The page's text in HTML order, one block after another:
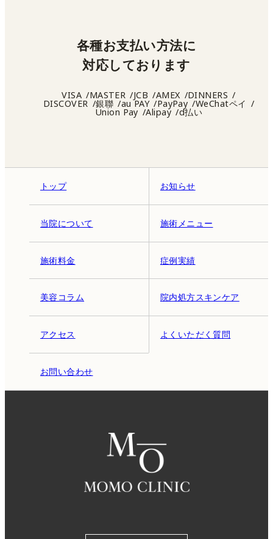
トップ お知らせ
当院について 施術メニュー
施術料金 症例実績
美容コラム 院内処方スキンケア
アクセス よくいただく質問
お問い合わせ
各種お支払い方法に
対応しております
VISA MASTER JCB AMEX DINNERS
DISCOVER 銀聯 au PAY PayPay WeChatペイ
Union Pay Alipay d払い